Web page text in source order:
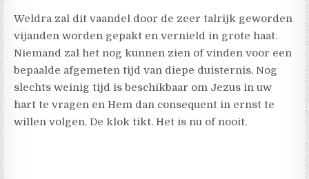
Weldra zal dit vaandel door de zeer talrijk geworden
vijanden worden gepakt en vernield in grote haat.
Niemand zal het nog kunnen zien of vinden voor een
bepaalde afgemeten tijd van diepe duisternis. Nog
slechts weinig tijd is beschikbaar om Jezus in uw
hart te vragen en Hem dan consequent in ernst te
willen volgen. De klok tikt. Het is nu of nooit.